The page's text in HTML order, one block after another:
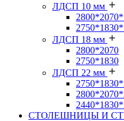
ЛДСП 10 мм
ЛДСП 18 мм
2800*2070
2750*1830
ЛДСП 22 мм
СТОЛЕШНИЦЫ И